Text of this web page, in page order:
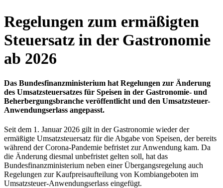
Regelungen zum ermäßigten
Steuersatz in der Gastronomie
ab 2026
Das Bundesfinanzministerium hat Regelungen zur Änderung
des Umsatzsteuersatzes für Speisen in der Gastronomie- und
Beherbergungsbranche veröffentlicht und den Umsatzsteuer-
Anwendungserlass angepasst.
Seit dem 1. Januar 2026 gilt in der Gastronomie wieder der
ermäßigte Umsatzsteuersatz für die Abgabe von Speisen, der bereits
während der Corona-Pandemie befristet zur Anwendung kam. Da
die Änderung diesmal unbefristet gelten soll, hat das
Bundesfinanzministerium neben einer Übergangsregelung auch
Regelungen zur Kaufpreisaufteilung von Kombiangeboten im
Umsatzsteuer-Anwendungserlass eingefügt.